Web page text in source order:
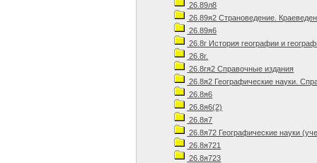
26.89л8
26.89я2 Страноведение.
26.89я6
26.8г История географии и
26.8г.
26.8гя2 Справочные издания
26.8я2 Географические науки.
26.8я6
26.8я6(2)
26.8я7
26.8я72 Географические науки
26.8я721
26.8я723